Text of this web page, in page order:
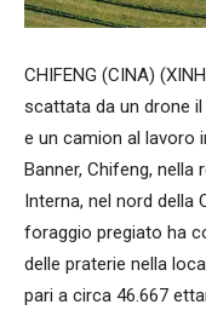
CHIFENG (CINA)
scattata da un drone
e un camion al lavoro
Banner, Chifeng,
Interna, nel nord della
foraggio pregiato ha
delle praterie nella
pari a circa 46.667